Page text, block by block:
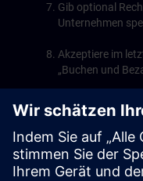
Gib optional
Unternehmen
Akzeptiere im
„Buchen und
Deine